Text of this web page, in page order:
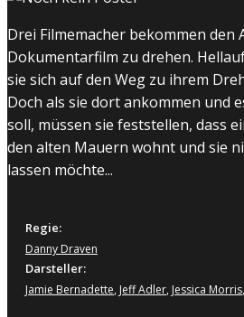
Drei Filmemacher bekommen den
Dokumentarfilm zu drehen.
sie sich auf den Weg zu ihrem
Doch als sie dort ankommen und
soll, müssen sie feststellen, dass
den alten Mauern wohnt und sie
lassen möchte...
Regie:
Danny Draven
Darsteller:
Jamie Bernadette, Jeff Adler, Jessica Morris,